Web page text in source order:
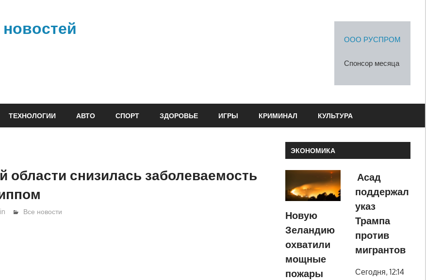
ООО РУСПРОМ
Спонсор месяца
ТЕХНОЛОГИИ АВТО СПОРТ ЗДОРОВЬЕ ИГРЫ КРИМИНАЛ КУЛЬТУРА
области снизилась заболеваемость
Все новости
ЭКОНОМИКА
Новую
Зеландию
охватили
мощные
пожары
Асад
поддержал
указ
Трампа
против
мигрантов
Сегодня, 12:14